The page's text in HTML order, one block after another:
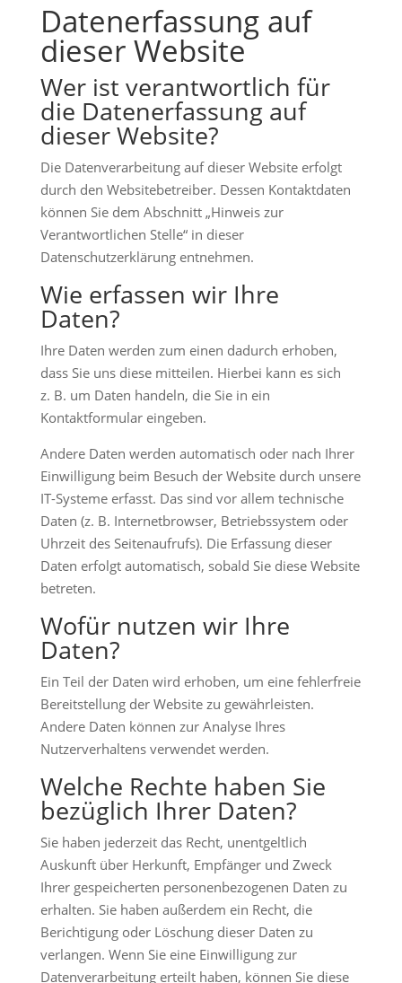
Datenerfassung auf
dieser Website
Wer ist verantwortlich für
die Datenerfassung auf
dieser Website?
Die Datenverarbeitung auf dieser Website erfolgt
durch den Websitebetreiber. Dessen Kontaktdaten
können Sie dem Abschnitt „Hinweis zur
Verantwortlichen Stelle“ in dieser
Datenschutzerklärung entnehmen.
Wie erfassen wir Ihre
Daten?
Ihre Daten werden zum einen dadurch erhoben,
dass Sie uns diese mitteilen. Hierbei kann es sich
z. B. um Daten handeln, die Sie in ein
Kontaktformular eingeben.
Andere Daten werden automatisch oder nach Ihrer
Einwilligung beim Besuch der Website durch unsere
IT-Systeme erfasst. Das sind vor allem technische
Daten (z. B. Internetbrowser, Betriebssystem oder
Uhrzeit des Seitenaufrufs). Die Erfassung dieser
Daten erfolgt automatisch, sobald Sie diese Website
betreten.
Wofür nutzen wir Ihre
Daten?
Ein Teil der Daten wird erhoben, um eine fehlerfreie
Bereitstellung der Website zu gewährleisten.
Andere Daten können zur Analyse Ihres
Nutzerverhaltens verwendet werden.
Welche Rechte haben Sie
bezüglich Ihrer Daten?
Sie haben jederzeit das Recht, unentgeltlich
Auskunft über Herkunft, Empfänger und Zweck
Ihrer gespeicherten personenbezogenen Daten zu
erhalten. Sie haben außerdem ein Recht, die
Berichtigung oder Löschung dieser Daten zu
verlangen. Wenn Sie eine Einwilligung zur
Datenverarbeitung erteilt haben, können Sie diese